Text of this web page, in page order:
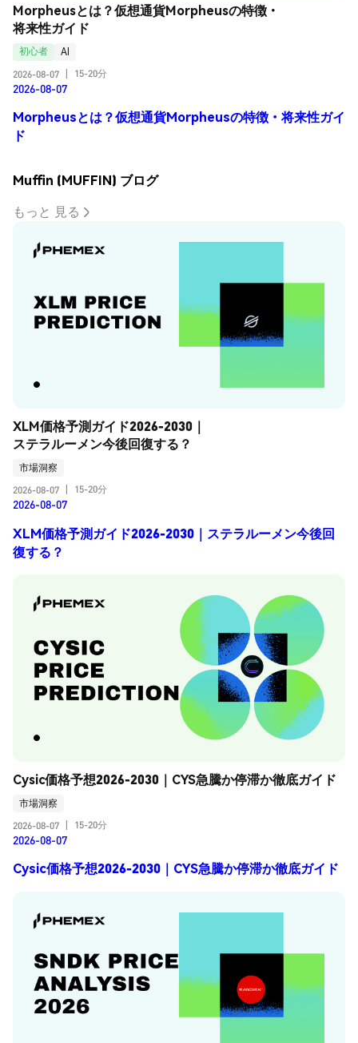
Morpheusとは？仮想通貨Morpheusの特徴・
将来性ガイド
初心者
AI
2026-08-07
15-20分
2026-08-07
Morpheusとは？仮想通貨Morpheusの特徴・将来性ガイ
ド
Muffin (MUFFIN) ブログ
もっと 見る
XLM価格予測ガイド2026-2030｜
ステラルーメン今後回復する？
市場洞察
2026-08-07
15-20分
2026-08-07
XLM価格予測ガイド2026-2030｜ステラルーメン今後回
復する？
Cysic価格予想2026-2030｜CYS急騰か停滞か徹底ガイド
市場洞察
2026-08-07
15-20分
2026-08-07
Cysic価格予想2026-2030｜CYS急騰か停滞か徹底ガイド